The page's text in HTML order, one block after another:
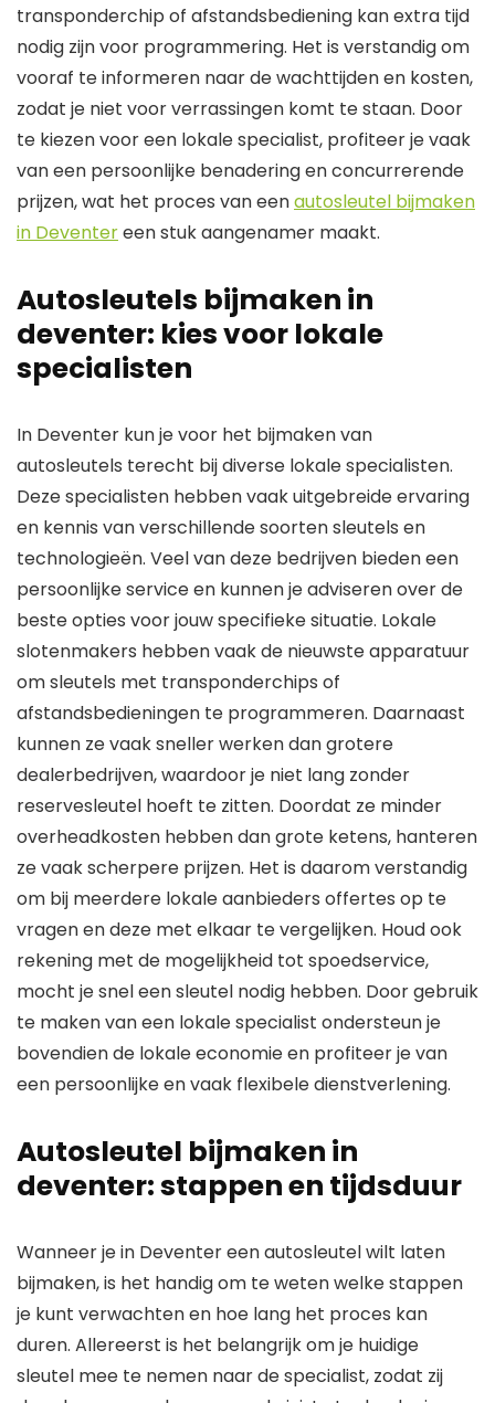
transponderchip of afstandsbediening kan extra tijd
nodig zijn voor programmering. Het is verstandig om
vooraf te informeren naar de wachttijden en kosten,
zodat je niet voor verrassingen komt te staan. Door
te kiezen voor een lokale specialist, profiteer je vaak
van een persoonlijke benadering en concurrerende
prijzen, wat het proces van eenautosleutel bijmaken
in Deventereen stuk aangenamer maakt.
Autosleutels bijmaken in
deventer: kies voor lokale
specialisten
In Deventer kun je voor het bijmaken van
autosleutels terecht bij diverse lokale specialisten.
Deze specialisten hebben vaak uitgebreide ervaring
en kennis van verschillende soorten sleutels en
technologieën. Veel van deze bedrijven bieden een
persoonlijke service en kunnen je adviseren over de
beste opties voor jouw specifieke situatie. Lokale
slotenmakers hebben vaak de nieuwste apparatuur
om sleutels met transponderchips of
afstandsbedieningen te programmeren. Daarnaast
kunnen ze vaak sneller werken dan grotere
dealerbedrijven, waardoor je niet lang zonder
reservesleutel hoeft te zitten. Doordat ze minder
overheadkosten hebben dan grote ketens, hanteren
ze vaak scherpere prijzen. Het is daarom verstandig
om bij meerdere lokale aanbieders offertes op te
vragen en deze met elkaar te vergelijken. Houd ook
rekening met de mogelijkheid tot spoedservice,
mocht je snel een sleutel nodig hebben. Door gebruik
te maken van een lokale specialist ondersteun je
bovendien de lokale economie en profiteer je van
een persoonlijke en vaak flexibele dienstverlening.
Autosleutel bijmaken in
deventer: stappen en tijdsduur
Wanneer je in Deventer een autosleutel wilt laten
bijmaken, is het handig om te weten welke stappen
je kunt verwachten en hoe lang het proces kan
duren. Allereerst is het belangrijk om je huidige
sleutel mee te nemen naar de specialist, zodat zij